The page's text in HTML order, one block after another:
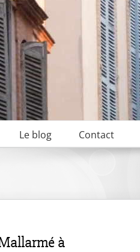
Le blog Contact
à